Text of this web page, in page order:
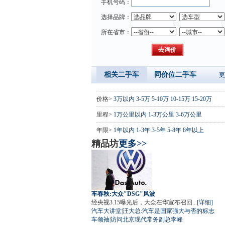
手机号码：
选择品牌：
所在省市：
相关二手车 同价位二手车
价格> 3万以内 3-5万 5-10万 10-15万 15-20万
里程> 1万公里以内 1-3万公里 3-6万公里
年限> 1年以内 1-3年 3-5年 5-8年 8年以上
精品坊更多>>
车春秋:大众"DSG"风波
经央视3.15曝光后，大众在华宣布召回... [详细]
汽车大讲堂|汪大总:汽车是国家强大与否的标志
车领袖|访问北京现代常务副总李峰